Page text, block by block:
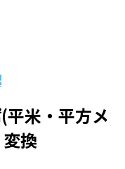
米・平方メ
換